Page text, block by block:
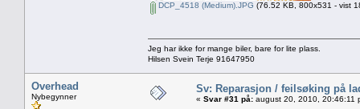
DCP_4518 (Medium).JPG (76.52 KB, 800x531 - vist
Jeg har ikke for mange biler, bare for lite plass.
Hilsen Svein Terje 91647950
Overhead
Nybegynner
Sv: Reparasjon / feilsøking på
« Svar #31 på: august 20, 2010, 20:46:11